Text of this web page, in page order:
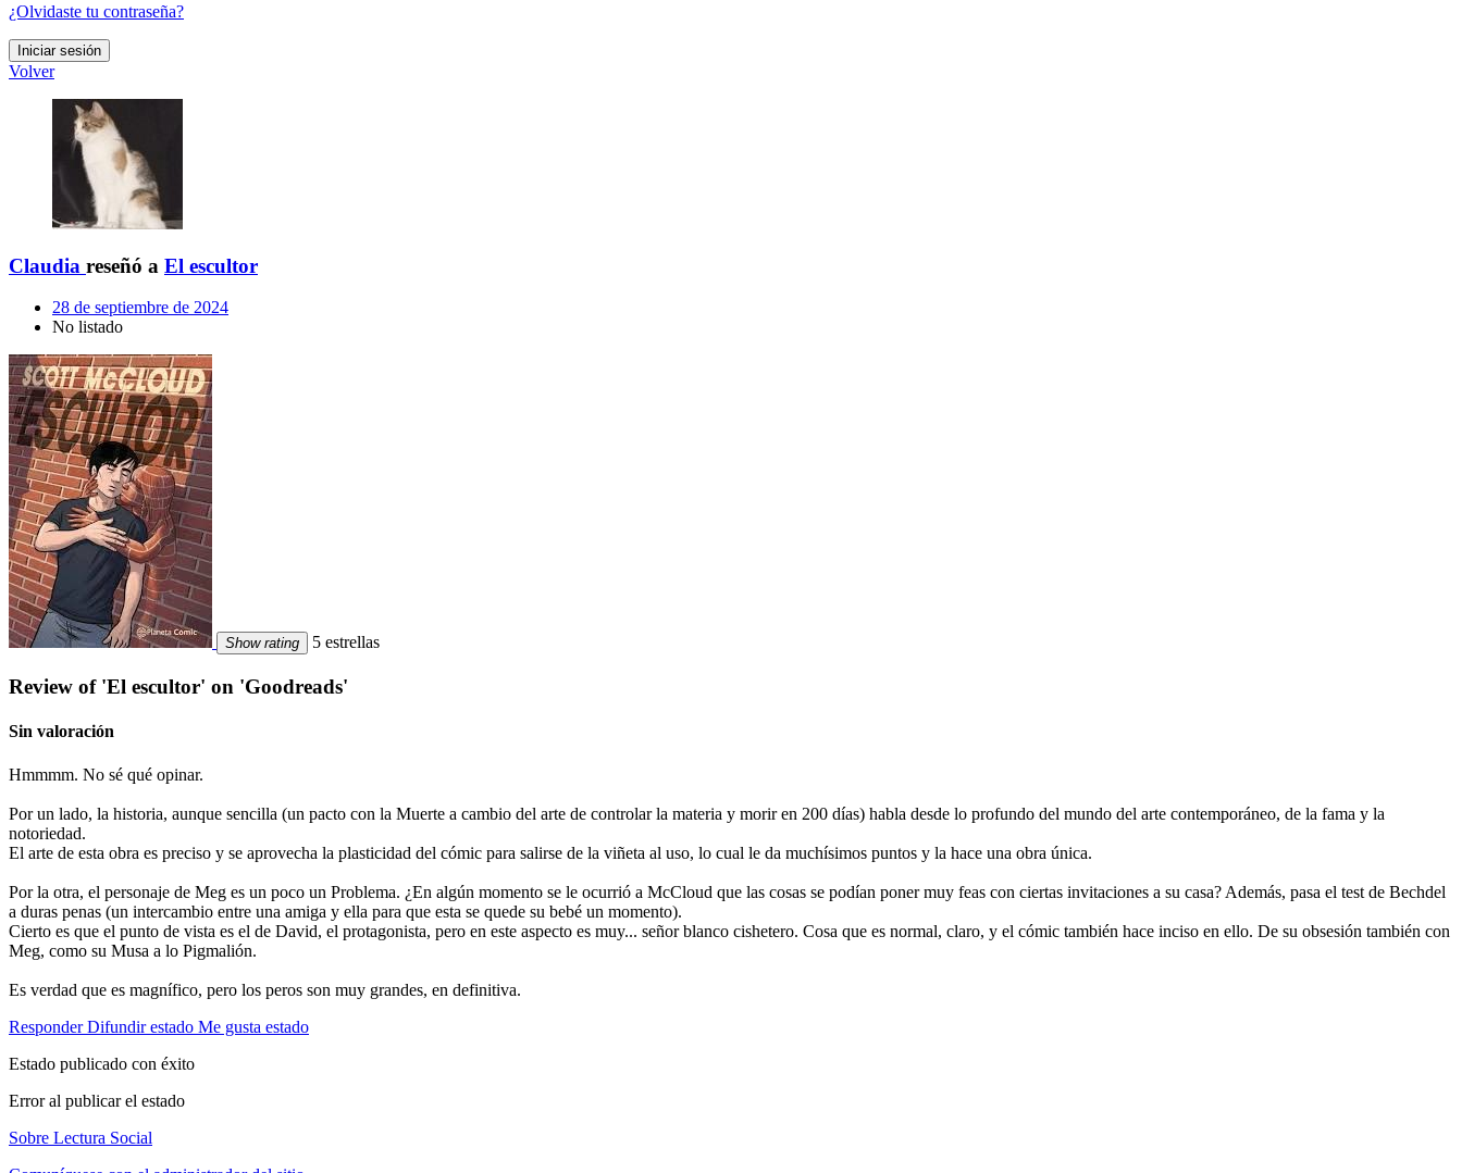
¿Olvidaste tu contraseña?
Iniciar sesión
Volver
Claudia reseñó a El escultor
28 de septiembre de 2024
No listado
Show rating 5 estrellas
Review of 'El escultor' on 'Goodreads'
Sin valoración
Hmmmm. No sé qué opinar.
Por un lado, la historia, aunque sencilla (un pacto con la Muerte a cambio del arte de controlar la materia y morir en 200 días) habla desde lo profundo del mundo del arte contemporáneo, de la fama y la
notoriedad.
El arte de esta obra es preciso y se aprovecha la plasticidad del cómic para salirse de la viñeta al uso, lo cual le da muchísimos puntos y la hace una obra única.
Por la otra, el personaje de Meg es un poco un Problema. ¿En algún momento se le ocurrió a McCloud que las cosas se podían poner muy feas con ciertas invitaciones a su casa? Además, pasa el test de Bechdel
a duras penas (un intercambio entre una amiga y ella para que esta se quede su bebé un momento).
Cierto es que el punto de vista es el de David, el protagonista, pero en este aspecto es muy... señor blanco cishetero. Cosa que es normal, claro, y el cómic también hace inciso en ello. De su obsesión también con
Meg, como su Musa a lo Pigmalión.
Es verdad que es magnífico, pero los peros son muy grandes, en definitiva.
Responder Difundir estado Me gusta estado
Estado publicado con éxito
Error al publicar el estado
Sobre Lectura Social